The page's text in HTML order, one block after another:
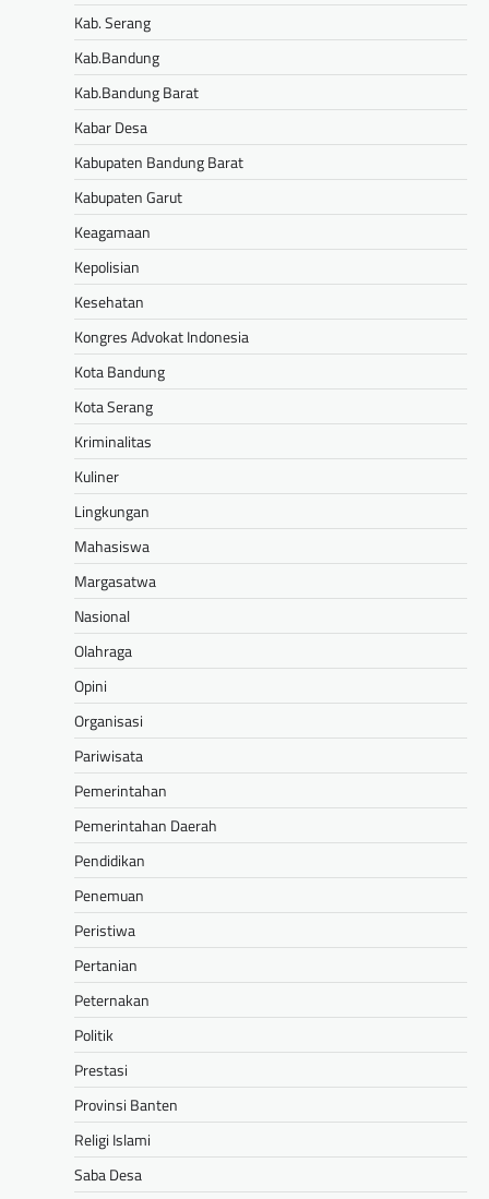
Kab. Serang
Kab.Bandung
Kab.Bandung Barat
Kabar Desa
Kabupaten Bandung Barat
Kabupaten Garut
Keagamaan
Kepolisian
Kesehatan
Kongres Advokat Indonesia
Kota Bandung
Kota Serang
Kriminalitas
Kuliner
Lingkungan
Mahasiswa
Margasatwa
Nasional
Olahraga
Opini
Organisasi
Pariwisata
Pemerintahan
Pemerintahan Daerah
Pendidikan
Penemuan
Peristiwa
Pertanian
Peternakan
Politik
Prestasi
Provinsi Banten
Religi Islami
Saba Desa